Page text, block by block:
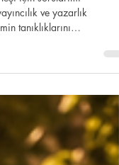
Sorular
tanıklıklarını
Cevapları
anlatan bir yazarla
sürekli yeniden
En çok dikkatimi